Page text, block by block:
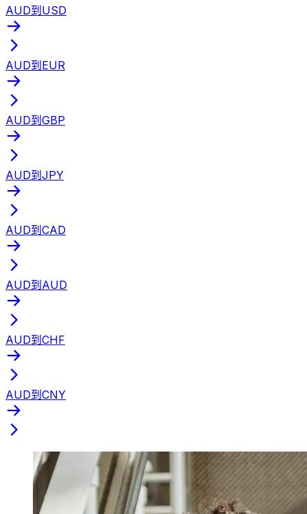
AUD到USD
AUD到EUR
AUD到GBP
AUD到JPY
AUD到CAD
AUD到AUD
AUD到CHF
AUD到CNY